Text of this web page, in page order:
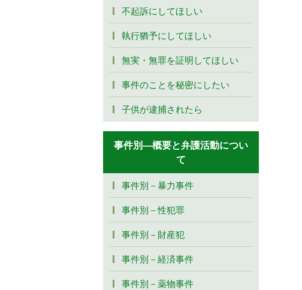
不起訴にしてほしい
執行猶予にしてほしい
無実・無罪を証明してほしい
事件のことを秘密にしたい
子供が逮捕されたら
事件別―概要と弁護活動につい
て
事件別－暴力事件
事件別－性犯罪
事件別－財産犯
事件別－経済事件
事件別－薬物事件